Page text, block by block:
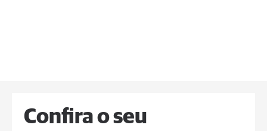
Confira o seu